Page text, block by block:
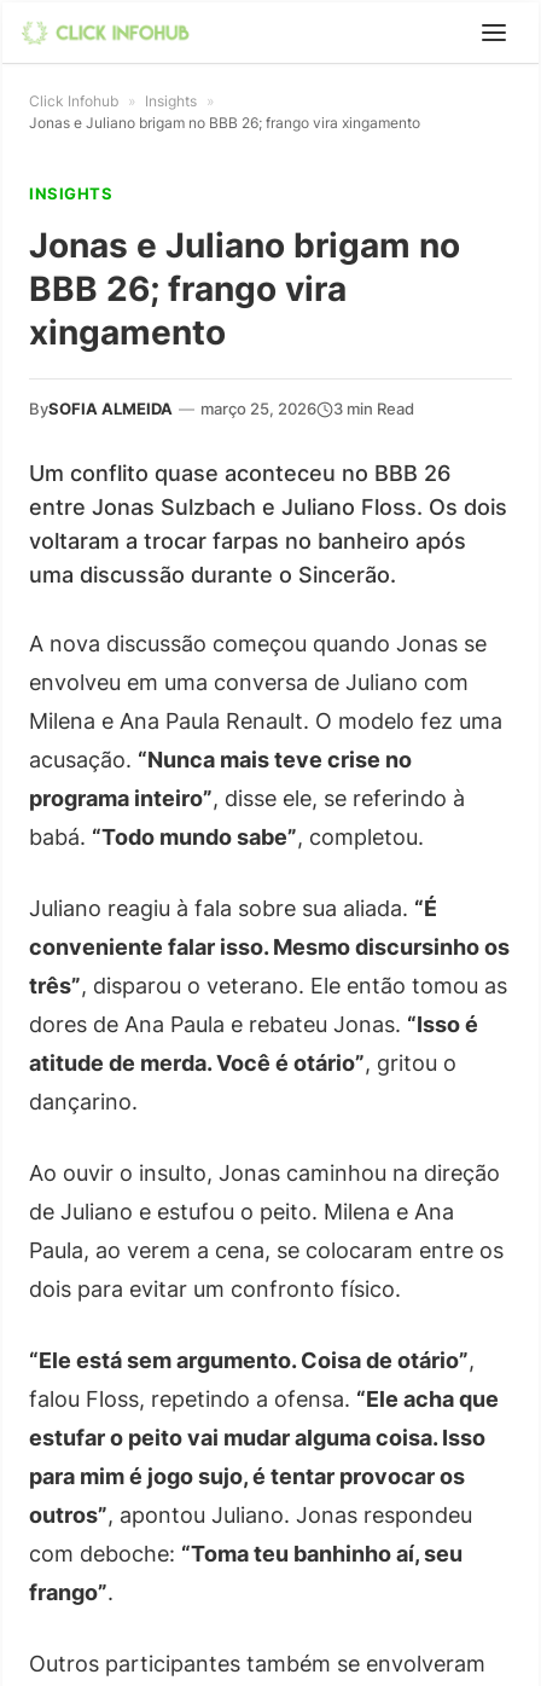
Click Infohub » Insights »
Jonas e Juliano brigam no BBB 26; frango vira xingamento
INSIGHTS
Jonas e Juliano brigam no
BBB 26; frango vira
xingamento
BySOFIA ALMEIDA — março 25, 2026 3 min Read
Um conflito quase aconteceu no BBB 26
entre Jonas Sulzbach e Juliano Floss. Os dois
voltaram a trocar farpas no banheiro após
uma discussão durante o Sincerão.
A nova discussão começou quando Jonas se
envolveu em uma conversa de Juliano com
Milena e Ana Paula Renault. O modelo fez uma
acusação. “Nunca mais teve crise no
programa inteiro”, disse ele, se referindo à
babá. “Todo mundo sabe”, completou.
Juliano reagiu à fala sobre sua aliada. “É
conveniente falar isso. Mesmo discursinho os
três”, disparou o veterano. Ele então tomou as
dores de Ana Paula e rebateu Jonas. “Isso é
atitude de merda. Você é otário”, gritou o
dançarino.
Ao ouvir o insulto, Jonas caminhou na direção
de Juliano e estufou o peito. Milena e Ana
Paula, ao verem a cena, se colocaram entre os
dois para evitar um confronto físico.
“Ele está sem argumento. Coisa de otário”,
falou Floss, repetindo a ofensa. “Ele acha que
estufar o peito vai mudar alguma coisa. Isso
para mim é jogo sujo, é tentar provocar os
outros”, apontou Juliano. Jonas respondeu
com deboche: “Toma teu banhinho aí, seu
frango”.
Outros participantes também se envolveram